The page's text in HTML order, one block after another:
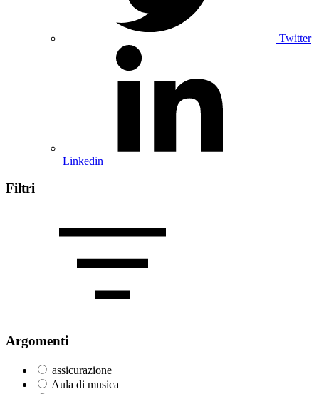
Twitter
Linkedin
Filtri
Argomenti
assicurazione
Aula di musica